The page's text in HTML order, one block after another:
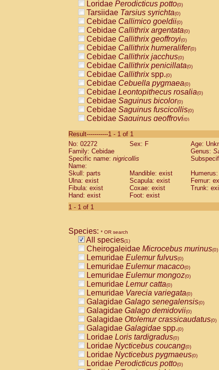
Loridae Perodicticus potto(0)
Tarsiidae Tarsius syrichta(0)
Cebidae Callimico goeldii(0)
Cebidae Callithrix argentata(0)
Cebidae Callithrix geoffroyi(0)
Cebidae Callithrix humeralifer(0)
Cebidae Callithrix jacchus(0)
Cebidae Callithrix penicillata(0)
Cebidae Callithrixspp.(0)
Cebidae Cebuella pygmaea(0)
Cebidae Leontopithecus rosalia(0)
Cebidae Saguinus bicolor(0)
Cebidae Saguinus fuscicollis(0)
Cebidae Saguinus geoffroyi(0)
CebidaeSaguinus labiatus(0)
Cebidae Saguinus leucopus (0)
Cebidae
CebidaeSaguinus mystax
Cebidae Saguinus nigricollis (1)
Cebidae Saguinus oedipus
Cebidae Saguinus weddelli
Cebidae Saguinusspp.
Cebidae
CebidaeCebus capucinus
CebidaeCebus nigrivittatus
CebidaeCebus spp.(0)
CebidaeSaimiri boliviensis(0)
CebidaeSaimiri sciureus(0)
AtelidaeAlouatta caraya(0)
AtelidaeAlouatta fusca(0)
AtelidaeAlouatta seniculus(0)
AtelidaeAlouattaspp.(0)
AtelidaeAteles belzebuth(0)
AtelidaeAteles geoffroyi(0)
AtelidaeAteles paniscus(0)
AtelidaeAtelesspp.(0)
AtelidaeLagothrix lagothricha(0)
AtelidaeLagothrix lagothricha cana
PitheciidaeCacajao calvus
Result-----------1 - 1 of 1
No: 02272
Sex: F
Age:
Family: Cebidae
Genus:
Specific name: nigricollis
Name:
Skull: parts
Mandible: exist
Ulna: exist
Scapula: exist
Femur:
Fibula: exist
Coxae: exist
Trunk:
Hand: exist
Foot: exist
1 - 1 of 1
Species: * OR search
All species(1)
Cheirogaleidae Microcebus murinus(0)
Lemuridae Eulemur fulvus(0)
Lemuridae Eulemur macaco(0)
Lemuridae Eulemur mongoz(0)
Lemuridae Lemur catta(0)
Lemuridae Varecia variegata(0)
Galagidae Galago senegalensis(0)
Galagidae Galago demidovii(0)
Galagidae Otolemur crassicaudatus(0)
Galagidae Galagidae spp.(0)
Loridae Loris tardigradus(0)
Loridae Nycticebus coucang(0)
Loridae Nycticebus pygmaeus(0)
Loridae Perodicticus potto(0)